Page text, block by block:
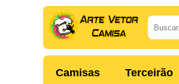
Camisas Terceirão